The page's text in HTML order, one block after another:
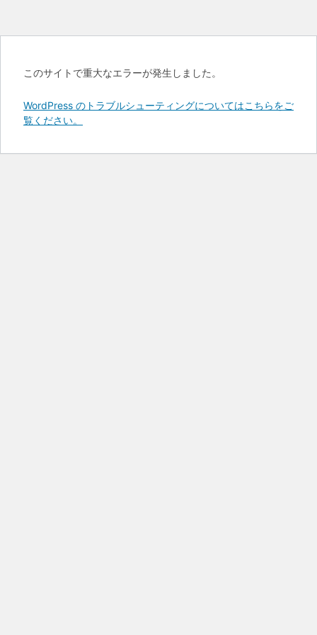
このサイトで重大なエラーが発生しました。
WordPress のトラブルシューティングについてはこちらをご
覧ください。